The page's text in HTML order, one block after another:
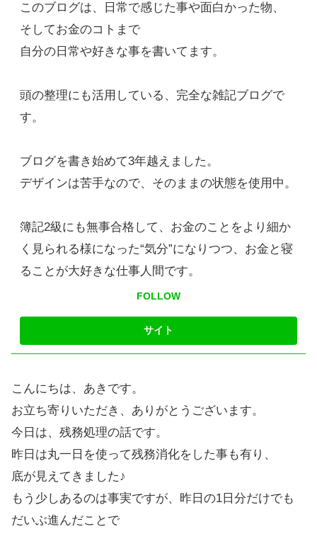
このブログは、日常で感じた事や面白かった物、
そしてお金のコトまで
自分の日常や好きな事を書いてます。
頭の整理にも活用している、完全な雑記ブログで
す。
ブログを書き始めて3年越えました。
デザインは苦手なので、そのままの状態を使用中。
簿記2級にも無事合格して、お金のことをより細か
く見られる様になった“気分”になりつつ、お金と寝
ることが大好きな仕事人間です。
FOLLOW
こんにちは、あきです。
お立ち寄りいただき、ありがとうございます。
今日は、残務処理の話です。
昨日は丸一日を使って残務消化をした事も有り、
底が見えてきました♪
もう少しあるのは事実ですが、昨日の1日分だけでも
だいぶ進んだことで